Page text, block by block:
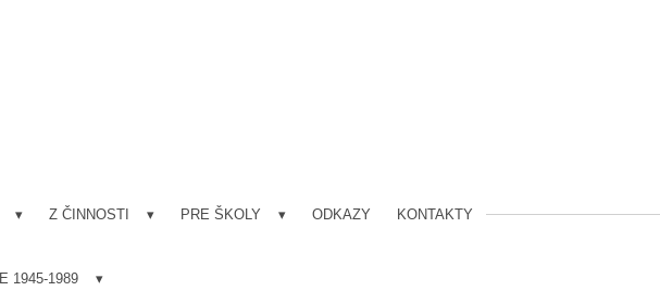
Z ČINNOSTI PRE ŠKOLY ODKAZY KONTAKTY
1945-1989